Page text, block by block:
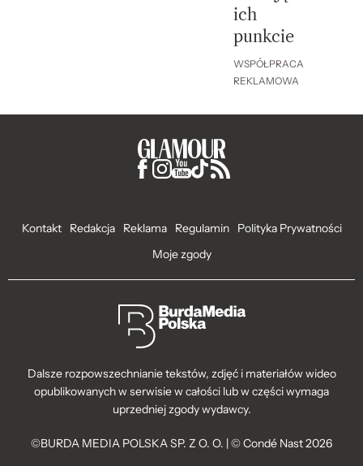
ich
punkcie
WSPÓŁPRACA
REKLAMOWA
Kontakt Redakcja Reklama Regulamin
Polityka Prywatności
Moje zgody
Dalsze rozpowszechnianie tekstów, zdjęć i materiałów wideo
opublikowanych w serwisie w całości lub w części wymaga
uprzedniej zgody wydawcy.
©BURDA MEDIA POLSKA SP. Z O. O. | © Condé Nast 2026